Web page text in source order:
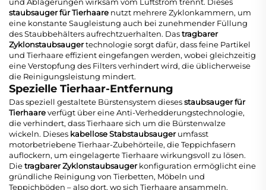
staubsauger für Tierhaare nutzt mehrere Zyklonkammern, um
eine konstante Saugleistung auch bei zunehmender Füllung
des Staubbehälters aufrechtzuerhalten. Dastragbarer
Zyklonstaubsaugertechnologie sorgt dafür, dass feine Partikel
und Tierhaare effizient eingefangen werden, wobei gleichzeitig
eine Verstopfung des Filters verhindert wird, die üblicherweise
die Reinigungsleistung mindert.
Spezielle Tierhaar-Entfernung
Das speziell gestaltete Bürstensystem diesesstaubsauger für
Tierhaareverfügt über eine Anti-Verhedderungstechnologie,
die verhindert, dass Tierhaare sich um die Bürstenwalze
wickeln. Dieses kabellose Stabstaubsaugerumfasst
motorbetriebene Tierhaar-Zubehörteile, die Teppichfasern
auflockern, um eingelagerte Tierhaare wirkungsvoll zu lösen.
Dietragbarer Zyklonstaubsaugerkonfiguration ermöglicht eine
gründliche Reinigung von Tierbetten, Möbeln und
Teppichböden – also dort, wo sich Tierhaare ansammeln.